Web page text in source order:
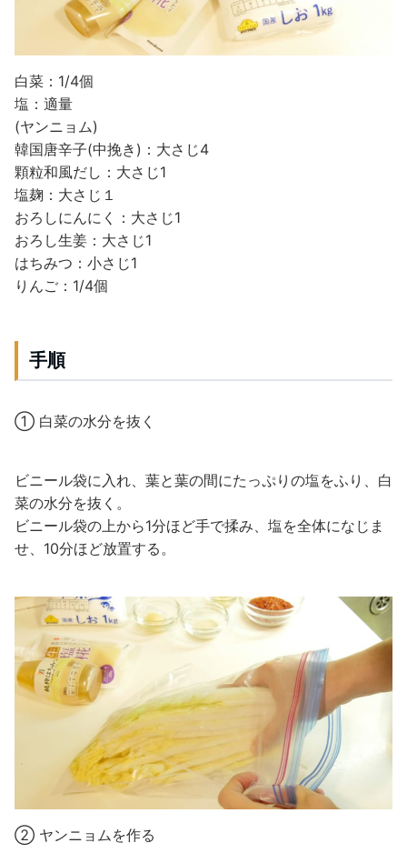
白菜：1/4個
塩：適量
(ヤンニョム)
韓国唐辛子(中挽き)：大さじ4
顆粒和風だし：大さじ1
塩麹：大さじ１
おろしにんにく：大さじ1
おろし生姜：大さじ1
はちみつ：小さじ1
りんご：1/4個
手順
① 白菜の水分を抜く
ビニール袋に入れ、葉と葉の間にたっぷりの塩をふり、白
菜の水分を抜く。
ビニール袋の上から1分ほど手で揉み、塩を全体になじま
せ、10分ほど放置する。
② ヤンニョムを作る